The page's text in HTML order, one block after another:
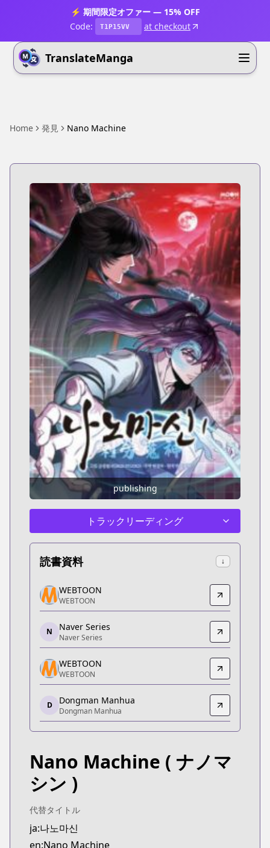
⚡ 期間限定オファー — 15% OFF
Code:
T1P15VV at checkout
TranslateManga
Home 発見 Nano Machine
publishing
トラックリーディング
読書資料 ↓
WEBTOON
WEBTOON
https://www.webtoons.com/zh-hant/martial-arts/
Naver Series
Naver Series
https://series.naver.com/comic/
WEBTOON
WEBTOON
https://www.webtoons.com/zh-hant/martial-arts/
Dongman Manhua
Dongman Manhua
WEBTOON
WEBTOON
https://www.webtoons.com/th/action/nano-
WEBTOON
WEBTOON
https://www.webtoons.com/fr/fantasy/nano-
WEBTOON
WEBTOON
N Naver Series
Naver Series
WEBTOON
WEBTOON
D Dongman Manhua
Dongman Manhua
Nano Machine ( ナノマ
シン )
代替タイトル
ja:나노마신
en:Nano Machine